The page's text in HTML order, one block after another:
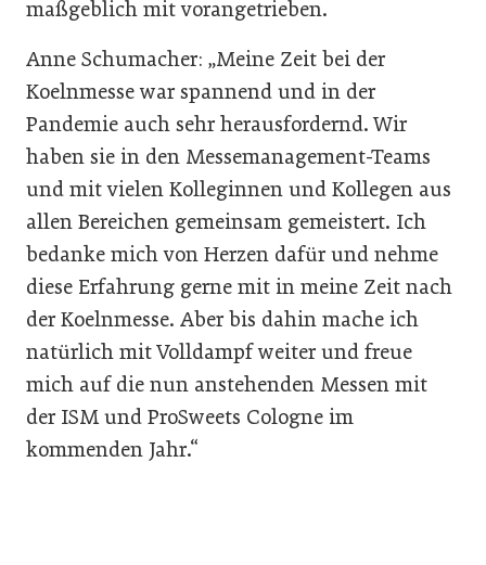
maßgeblich mit vorangetrieben.
Anne Schumacher: „Meine Zeit bei der
Koelnmesse war spannend und in der
Pandemie auch sehr herausfordernd. Wir
haben sie in den Messemanagement-Teams
und mit vielen Kolleginnen und Kollegen aus
allen Bereichen gemeinsam gemeistert. Ich
bedanke mich von Herzen dafür und nehme
diese Erfahrung gerne mit in meine Zeit nach
der Koelnmesse. Aber bis dahin mache ich
natürlich mit Volldampf weiter und freue
mich auf die nun anstehenden Messen mit
der ISM und ProSweets Cologne im
kommenden Jahr.“